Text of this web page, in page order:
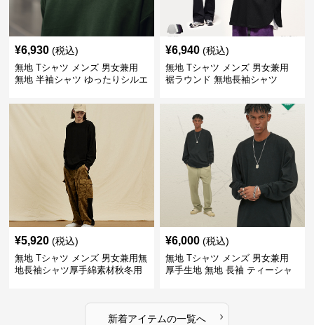
¥6,930 (税込)
無地 Tシャツ メンズ 男女兼用
無地 半袖シャツ ゆったりシルエ
¥6,940 (税込)
無地 Tシャツ メンズ 男女兼用
裾ラウンド 無地長袖シャツ
¥5,920 (税込)
無地 Tシャツ メンズ 男女兼用無
地長袖シャツ厚手綿素材秋冬用
¥6,000 (税込)
無地 Tシャツ メンズ 男女兼用
厚手生地 無地 長袖 ティーシャ
新着アイテムの一覧へ ›